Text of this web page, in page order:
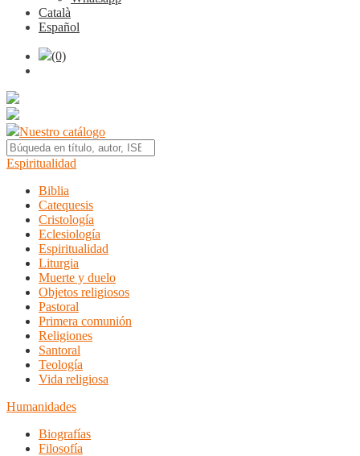
Català
Español
(0)
Nuestro catálogo
Espiritualidad
Biblia
Catequesis
Cristología
Eclesiología
Espiritualidad
Liturgia
Muerte y duelo
Objetos religiosos
Pastoral
Primera comunión
Religiones
Santoral
Teología
Vida religiosa
Humanidades
Biografías
Filosofía